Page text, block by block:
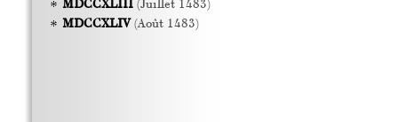
MDCCXLIII(Juillet 1483)
MDCCXLIV(Août 1483)